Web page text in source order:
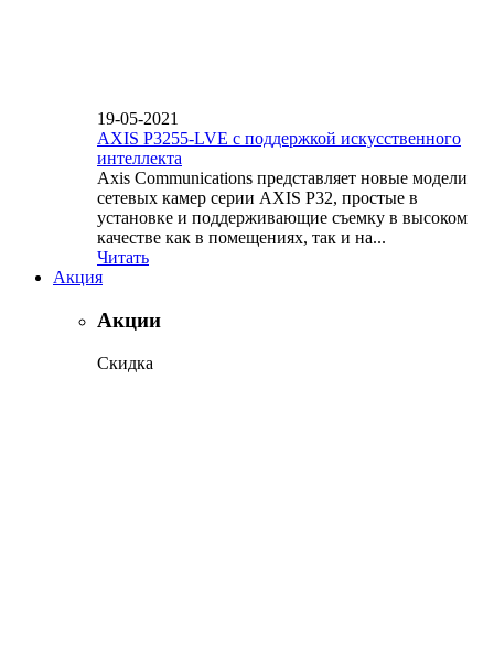
19-05-2021
AXIS P3255-LVE с поддержкой искусственного
интеллекта
Axis Communications представляет новые модели
сетевых камер серии AXIS P32, простые в
установке и поддерживающие съемку в высоком
качестве как в помещениях, так и на...
Читать
Акция
Акции
Скидка